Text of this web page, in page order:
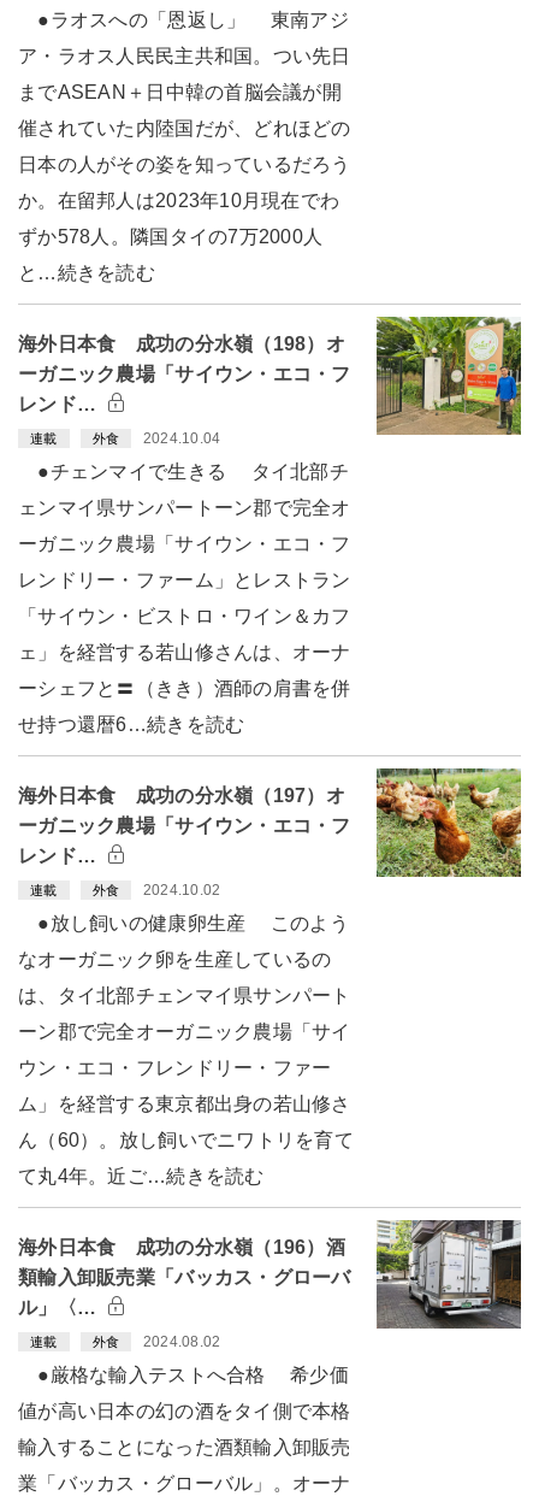
●ラオスへの「恩返し」 東南アジ
ア・ラオス人民民主共和国。つい先日
までASEAN＋日中韓の首脳会議が開
催されていた内陸国だが、どれほどの
日本の人がその姿を知っているだろう
か。在留邦人は2023年10月現在でわ
ずか578人。隣国タイの7万2000人
と…続きを読む
海外日本食 成功の分水嶺（198）オ
ーガニック農場「サイウン・エコ・フ
レンド…
連載 外食 2024.10.04
●チェンマイで生きる タイ北部チ
ェンマイ県サンパートーン郡で完全オ
ーガニック農場「サイウン・エコ・フ
レンドリー・ファーム」とレストラン
「サイウン・ビストロ・ワイン＆カフ
ェ」を経営する若山修さんは、オーナ
ーシェフと〓（きき）酒師の肩書を併
せ持つ還暦6…続きを読む
海外日本食 成功の分水嶺（197）オ
ーガニック農場「サイウン・エコ・フ
レンド…
連載 外食 2024.10.02
●放し飼いの健康卵生産 このよう
なオーガニック卵を生産しているの
は、タイ北部チェンマイ県サンパート
ーン郡で完全オーガニック農場「サイ
ウン・エコ・フレンドリー・ファー
ム」を経営する東京都出身の若山修さ
ん（60）。放し飼いでニワトリを育て
て丸4年。近ご…続きを読む
海外日本食 成功の分水嶺（196）酒
類輸入卸販売業「バッカス・グローバ
ル」〈…
連載 外食 2024.08.02
●厳格な輸入テストへ合格 希少価
値が高い日本の幻の酒をタイ側で本格
輸入することになった酒類輸入卸販売
業「バッカス・グローバル」。オーナ